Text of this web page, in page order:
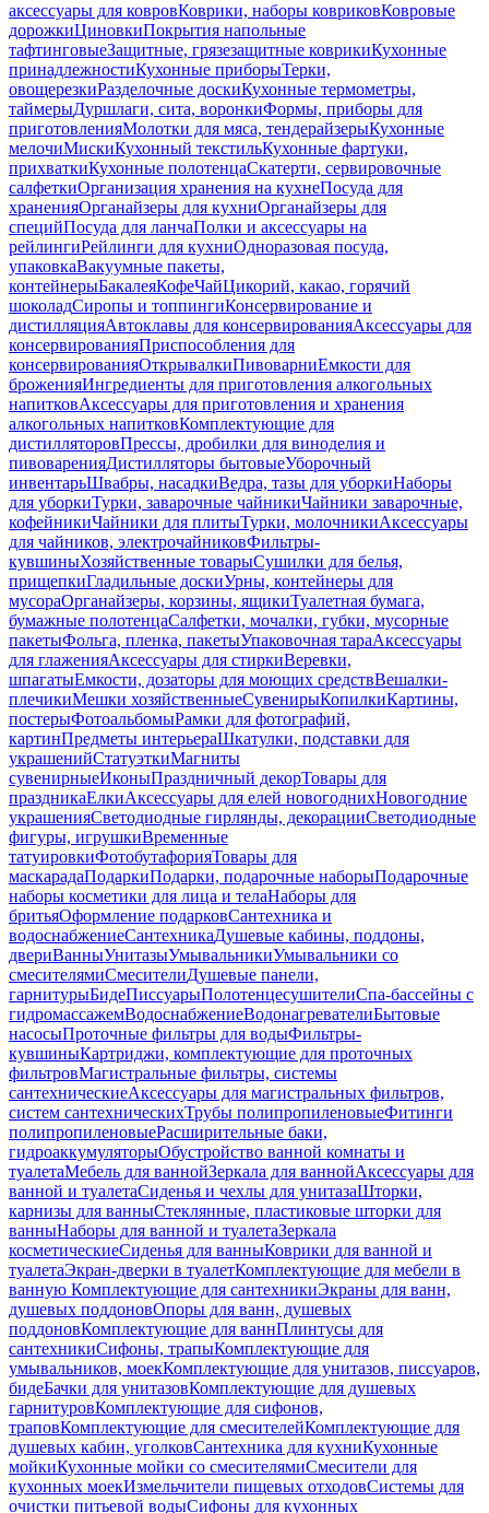
аксессуары для ковровКоврики, наборы ковриковКовровые
дорожкиЦиновкиПокрытия напольные
тафтинговыеЗащитные, грязезащитные коврикиКухонные
принадлежностиКухонные приборыТерки,
овощерезкиРазделочные доскиКухонные термометры,
таймерыДуршлаги, сита, воронкиФормы, приборы для
приготовленияМолотки для мяса, тендерайзерыКухонные
мелочиМискиКухонный текстильКухонные фартуки,
прихваткиКухонные полотенцаСкатерти, сервировочные
салфеткиОрганизация хранения на кухнеПосуда для
храненияОрганайзеры для кухниОрганайзеры для
специйПосуда для ланчаПолки и аксессуары на
рейлингиРейлинги для кухниОдноразовая посуда,
упаковкаВакуумные пакеты,
контейнерыБакалеяКофеЧайЦикорий, какао, горячий
шоколадСиропы и топпингиКонсервирование и
дистилляцияАвтоклавы для консервированияАксессуары для
консервированияПриспособления для
консервированияОткрывалкиПивоварниЕмкости для
броженияИнгредиенты для приготовления алкогольных
напитковАксессуары для приготовления и хранения
алкогольных напитковКомплектующие для
дистилляторовПрессы, дробилки для виноделия и
пивоваренияДистилляторы бытовыеУборочный
инвентарьШвабры, насадкиВедра, тазы для уборкиНаборы
для уборкиТурки, заварочные чайникиЧайники заварочные,
кофейникиЧайники для плитыТурки, молочникиАксессуары
для чайников, электрочайниковФильтры-
кувшиныХозяйственные товарыСушилки для белья,
прищепкиГладильные доскиУрны, контейнеры для
мусораОрганайзеры, корзины, ящикиТуалетная бумага,
бумажные полотенцаСалфетки, мочалки, губки, мусорные
пакетыФольга, пленка, пакетыУпаковочная тараАксессуары
для глаженияАксессуары для стиркиВеревки,
шпагатыЕмкости, дозаторы для моющих средствВешалки-
плечикиМешки хозяйственныеСувенирыКопилкиКартины,
постерыФотоальбомыРамки для фотографий,
картинПредметы интерьераШкатулки, подставки для
украшенийСтатуэткиМагниты
сувенирныеИконыПраздничный декорТовары для
праздникаЕлкиАксессуары для елей новогоднихНовогодние
украшенияСветодиодные гирлянды, декорацииСветодиодные
фигуры, игрушкиВременные
татуировкиФотобутафорияТовары для
маскарадаПодаркиПодарки, подарочные наборыПодарочные
наборы косметики для лица и телаНаборы для
бритьяОформление подарковСантехника и
водоснабжениеСантехникаДушевые кабины, поддоны,
двериВанныУнитазыУмывальникиУмывальники со
смесителямиСмесителиДушевые панели,
гарнитурыБидеПиссуарыПолотенцесушителиСпа-бассейны с
гидромассажемВодоснабжениеВодонагревателиБытовые
насосыПроточные фильтры для водыФильтры-
кувшиныКартриджи, комплектующие для проточных
фильтровМагистральные фильтры, системы
сантехническиеАксессуары для магистральных фильтров,
систем сантехническихТрубы полипропиленовыеФитинги
полипропиленовыеРасширительные баки,
гидроаккумуляторыОбустройство ванной комнаты и
туалетаМебель для ваннойЗеркала для ваннойАксессуары для
ванной и туалетаСиденья и чехлы для унитазаШторки,
карнизы для ванныСтеклянные, пластиковые шторки для
ванныНаборы для ванной и туалетаЗеркала
косметическиеСиденья для ванныКоврики для ванной и
туалетаЭкран-дверки в туалетКомплектующие для мебели в
ванную Комплектующие для сантехникиЭкраны для ванн,
душевых поддоновОпоры для ванн, душевых
поддоновКомплектующие для ваннПлинтусы для
сантехникиСифоны, трапыКомплектующие для
умывальников, моекКомплектующие для унитазов, писсуаров,
бидеБачки для унитазовКомплектующие для душевых
гарнитуровКомплектующие для сифонов,
траповКомплектующие для смесителейКомплектующие для
душевых кабин, уголковСантехника для кухниКухонные
мойкиКухонные мойки со смесителямиСмесители для
кухонных моекИзмельчители пищевых отходовСистемы для
очистки питьевой водыСифоны для кухонных